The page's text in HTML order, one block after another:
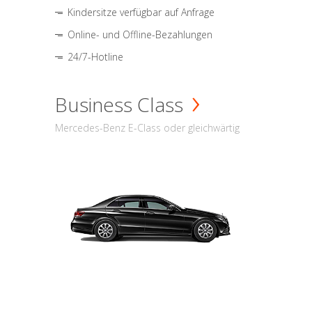
Kindersitze verfügbar auf Anfrage
Online- und Offline-Bezahlungen
24/7-Hotline
Business Class
Mercedes-Benz E-Class oder gleichwärtig